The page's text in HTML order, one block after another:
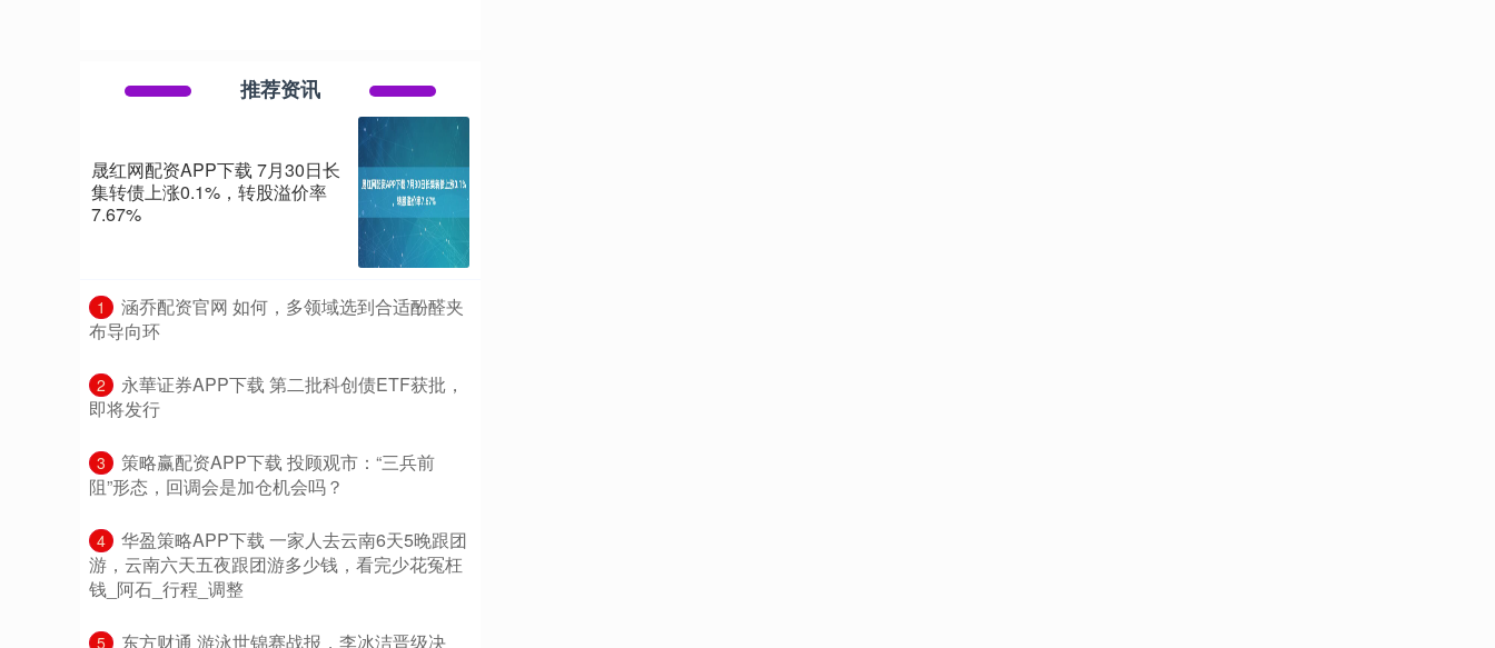
推荐资讯
晟红网配资APP下载 7月30日长
集转债上涨0.1%，转股溢价率
7.67%
1
​涵乔配资官网 如何，多领域选到合适酚醛夹
布导向环
2
​永華证券APP下载 第二批科创债ETF获批，
即将发行
3
​策略赢配资APP下载 投顾观市：“三兵前
阻”形态，回调会是加仓机会吗？
4
​华盈策略APP下载 一家人去云南6天5晚跟团
游，云南六天五夜跟团游多少钱，看完少花冤枉
钱_阿石_行程_调整
5
​东方财通 游泳世锦赛战报，李冰洁晋级决